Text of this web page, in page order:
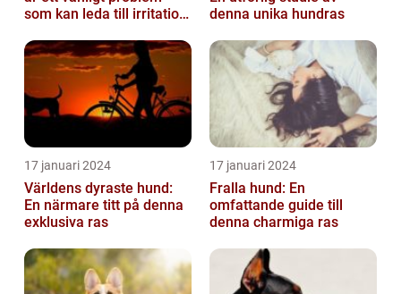
som kan leda till irritation
hun...
denna unika hundras
17 januari 2024
Världens dyraste hund:
En närmare titt på denna
exklusiva ras
17 januari 2024
Fralla hund: En
omfattande guide till
denna charmiga ras